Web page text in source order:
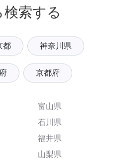
索する
都 神奈川県
京都府
富山県
石川県
福井県
山梨県